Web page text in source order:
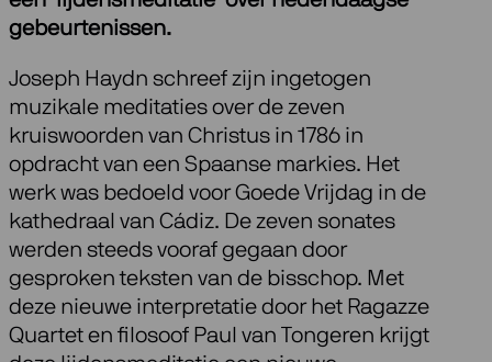
gebeurtenissen.
Joseph Haydn schreef zijn ingetogen
muzikale meditaties over de zeven
kruiswoorden van Christus in 1786 in
opdracht van een Spaanse markies. Het
werk was bedoeld voor Goede Vrijdag in de
kathedraal van Cádiz. De zeven sonates
werden steeds vooraf gegaan door
gesproken teksten van de bisschop. Met
deze nieuwe interpretatie door het Ragazze
Quartet en filosoof Paul van Tongeren krijgt